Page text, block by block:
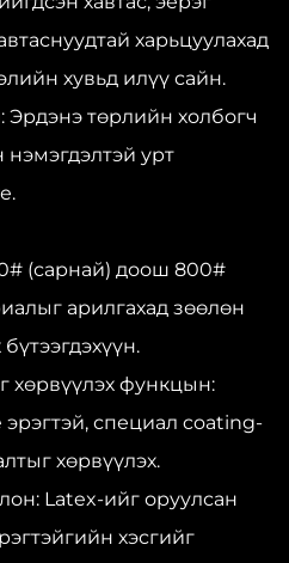
харьцуулахад
хувьд илүү сайн.
Эрдэнэ төрлийн холбогч
урт
(сарнай) доош 800#
арилгахад зөөлөн
хөрвүүлэх функцын:
эрэгтэй, специал coating-
хөрвүүлэх.
Latex-ийг оруулсан
хэсгийг